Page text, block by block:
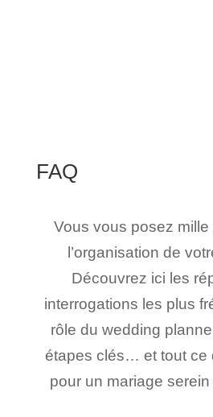
FAQ
Vous vous posez
l’organisation de
Découvrez ici les
interrogations les plus
rôle du wedding
étapes clés… et tout ce
pour un mariage